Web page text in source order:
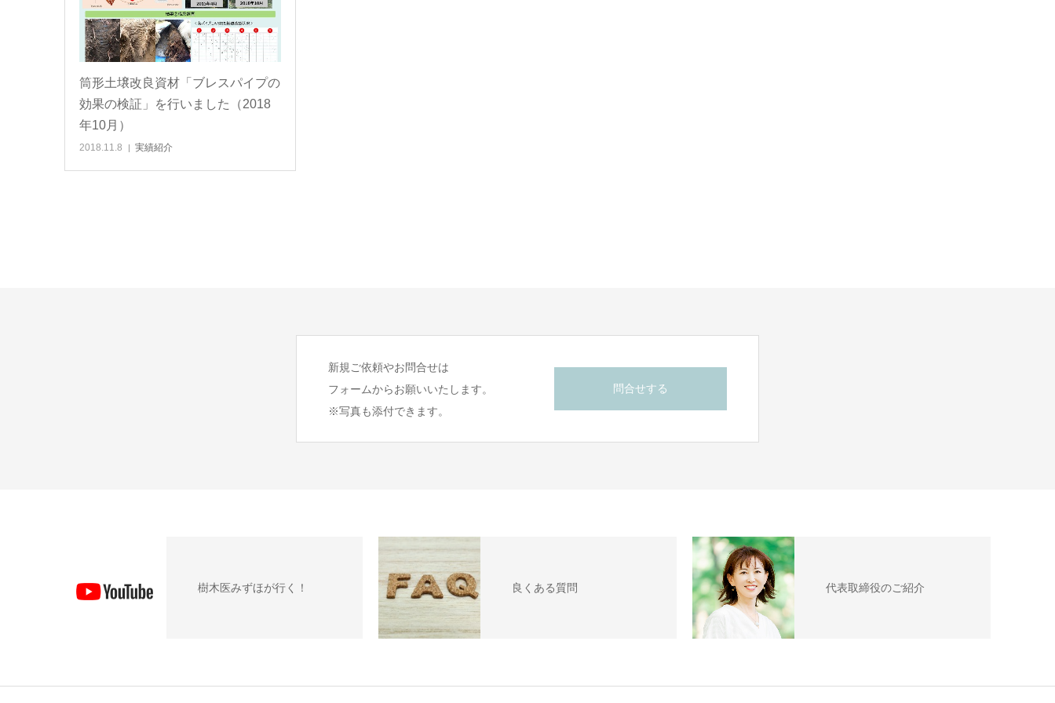
筒形土壌改良資材「ブレスパイプの
効果の検証」を行いました（2018
年10月）
2018.11.8 実績紹介
新規ご依頼やお問合せは
フォームからお願いいたします。
※写真も添付できます。
問合せする
樹木医みずほが行く！ 良くある質問 代表取締役のご紹介